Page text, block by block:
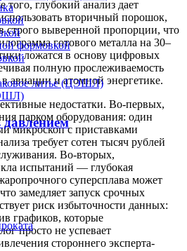
формовкой
литье (ЦЭШЛ)
глубокий анализ дает
вторичный порошок,
строго выверенной пропорции, что
готового металла на 30–
ложатся в основу цифровых
полную прослеживаемость
авиации и атомной энергетике.
недостатки. Во-первых,
парком оборудования: один
микроскоп с приставками
требует сотен тысяч рублей
Во-вторых,
испытаний — глубокая
суперсплава может
замедляет запуск срочных
риск избыточности данных:
графиков, которые
просто не успевает
стороннего эксперта-